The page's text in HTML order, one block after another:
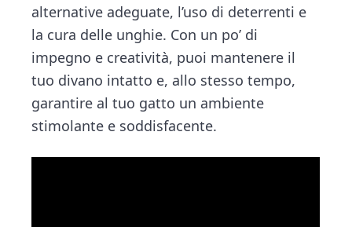
alternative adeguate, l’uso di deterrenti e
la cura delle unghie. Con un po’ di
impegno e creatività, puoi mantenere il
tuo divano intatto e, allo stesso tempo,
garantire al tuo gatto un ambiente
stimolante e soddisfacente.